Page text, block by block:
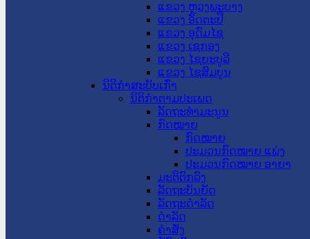
ແຂວງ ຫຼວງພະບາງ
ແຂວງ ອັດຕະປື
ແຂວງ ອຸດົມໄຊ
ແຂວງ ເຊກອງ
ແຂວງ ໄຊຍະບູລີ
ແຂວງ ໄຊສົມບູນ
ນິຕິກໍາສະບັບເກົ່າ
ນິຕິກຳຕາມປະເພດ
ລັດຖະທໍາມະນູນ
ກົດໝາຍ
ກົດໝາຍ
ປະມວນກົດໝາຍ ແພ່ງ
ປະມວນກົດໝາຍ ອາຍາ
ມະຕິຕົກລົງ
ລັດຖະບັນຍັດ
ລັດຖະດໍາລັດ
ດໍາລັດ
ຄໍາສັ່ງ